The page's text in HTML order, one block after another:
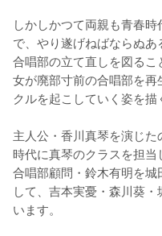
しかしかつて両親も青春
で、やり遂げねばならぬあ
合唱部の立て直しを図る
女が廃部寸前の合唱部を再
クルを起こしていく姿を描
主人公・香川真琴を演じ
時代に真琴のクラスを担
合唱部顧問・鈴木有明を
して、吉本実憂・森川葵
います。